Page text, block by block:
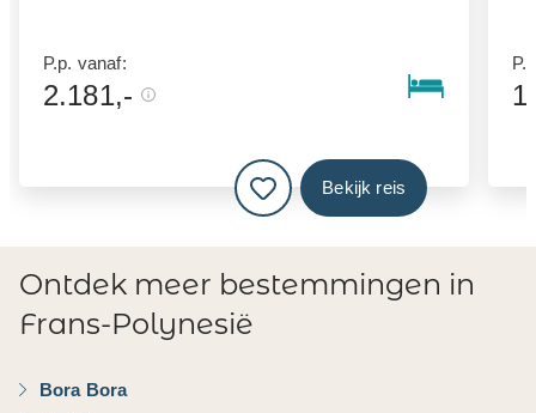
P.p. vanaf:
2.181,-
Bekijk reis
Ontdek meer bestemmingen in
Frans-Polynesië
Bora Bora